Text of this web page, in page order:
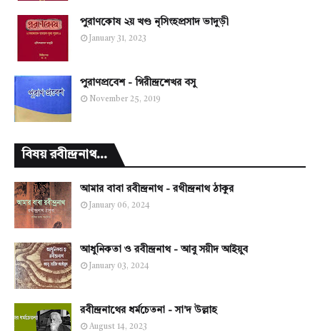
পুরাণকোষ ২য় খণ্ড নৃসিংহপ্রসাদ ভাদুড়ী
January 31, 2023
পুরাণপ্রবেশ - গিরীন্দ্রশেখর বসু
November 25, 2019
বিষয় রবীন্দ্রনাথ...
আমার বাবা রবীন্দ্রনাথ - রথীন্দ্রনাথ ঠাকুর
January 06, 2024
আধুনিকতা ও রবীন্দ্রনাথ - আবু সয়ীদ আইয়ুব
January 03, 2024
রবীন্দ্রনাথের ধর্মচেতনা - সা'দ উল্লাহ
August 14, 2023